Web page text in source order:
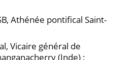
Athénée pontifical Saint-
Vicaire général de
(Inde) ;